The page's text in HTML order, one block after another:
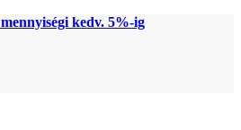
kedv. 5%-ig